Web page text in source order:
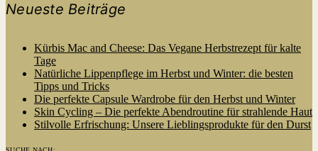
Neueste Beiträge
Kürbis Mac and Cheese: Das Vegane Herbstrezept für kalte
Tage
Natürliche Lippenpflege im Herbst und Winter: die besten
Tipps und Tricks
Die perfekte Capsule Wardrobe für den Herbst und Winter
Skin Cycling – Die perfekte Abendroutine für strahlende Haut
Stilvolle Erfrischung: Unsere Lieblingsprodukte für den Durst